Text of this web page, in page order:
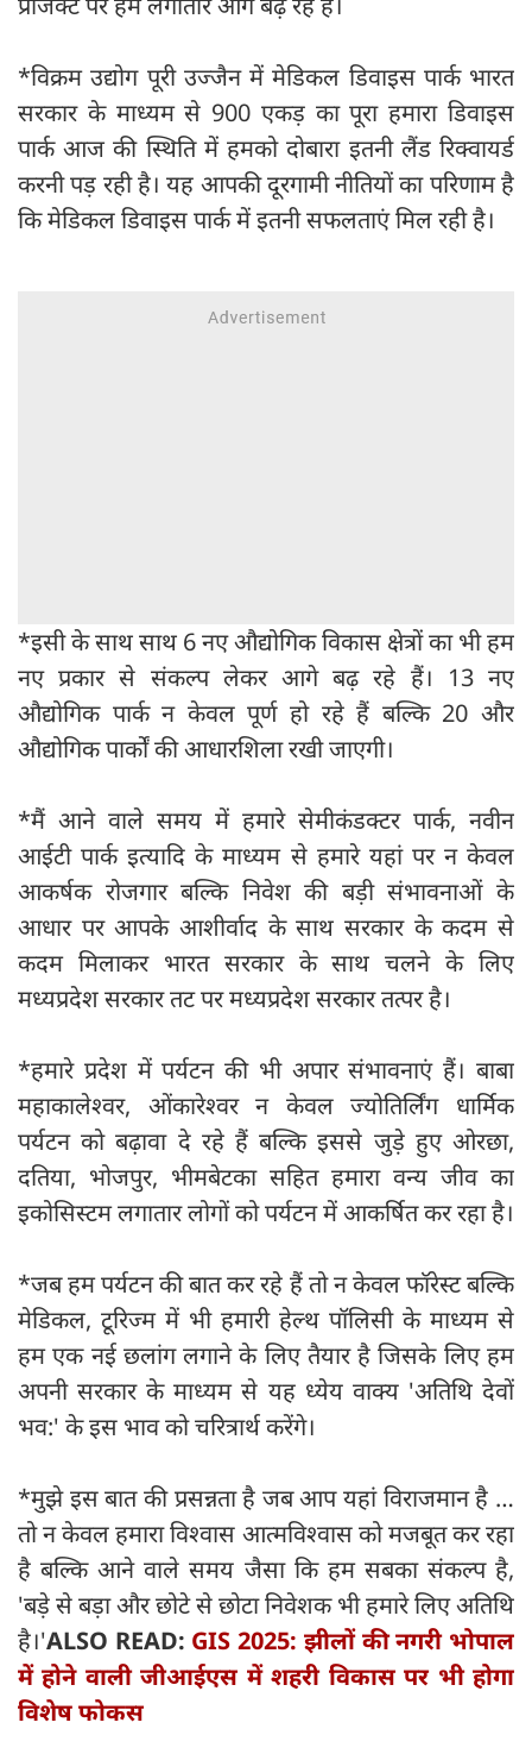
*विक्रम उद्योग पूरी उज्जैन में मेडिकल डिवाइस पार्क भारत
सरकार के माध्यम से 900 एकड़ का पूरा हमारा डिवाइस
पार्क आज की स्थिति में हमको दोबारा इतनी लैंड रिक्वायर्ड
करनी पड़ रही है। यह आपकी दूरगामी नीतियों का परिणाम है
कि मेडिकल डिवाइस पार्क में इतनी सफलताएं मिल रही है।
*इसी के साथ साथ 6 नए औद्योगिक विकास क्षेत्रों का भी हम
नए प्रकार से संकल्प लेकर आगे बढ़ रहे हैं। 13 नए
औद्योगिक पार्क न केवल पूर्ण हो रहे हैं बल्कि 20 और
औद्योगिक पार्कों की आधारशिला रखी जाएगी।
*मैं आने वाले समय में हमारे सेमीकंडक्टर पार्क, नवीन
आईटी पार्क इत्यादि के माध्यम से हमारे यहां पर न केवल
आकर्षक रोजगार बल्कि निवेश की बड़ी संभावनाओं के
आधार पर आपके आशीर्वाद के साथ सरकार के कदम से
कदम मिलाकर भारत सरकार के साथ चलने के लिए
मध्यप्रदेश सरकार तट पर मध्यप्रदेश सरकार तत्पर है।
*हमारे प्रदेश में पर्यटन की भी अपार संभावनाएं हैं। बाबा
महाकालेश्वर, ओंकारेश्वर न केवल ज्योतिर्लिंग धार्मिक
पर्यटन को बढ़ावा दे रहे हैं बल्कि इससे जुड़े हुए ओरछा,
दतिया, भोजपुर, भीमबेटका सहित हमारा वन्य जीव का
इकोसिस्टम लगातार लोगों को पर्यटन में आकर्षित कर रहा है।
*जब हम पर्यटन की बात कर रहे हैं तो न केवल फॉरेस्ट बल्कि
मेडिकल, टूरिज्म में भी हमारी हेल्थ पॉलिसी के माध्यम से
हम एक नई छलांग लगाने के लिए तैयार है जिसके लिए हम
अपनी सरकार के माध्यम से यह ध्येय वाक्य 'अतिथि देवों
भव:' के इस भाव को चरित्रार्थ करेंगे।
*मुझे इस बात की प्रसन्नता है जब आप यहां विराजमान है …
तो न केवल हमारा विश्वास आत्मविश्वास को मजबूत कर रहा
है बल्कि आने वाले समय जैसा कि हम सबका संकल्प है,
'बड़े से बड़ा और छोटे से छोटा निवेशक भी हमारे लिए अतिथि
है।'ALSO READ: GIS 2025: झीलों की नगरी भोपाल
में होने वाली जीआईएस में शहरी विकास पर भी होगा
विशेष फोकस